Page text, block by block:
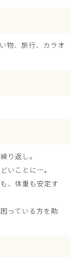
物、旅行、カラオ
り返し。
いことに…。
、体重も安定す
っている方を助